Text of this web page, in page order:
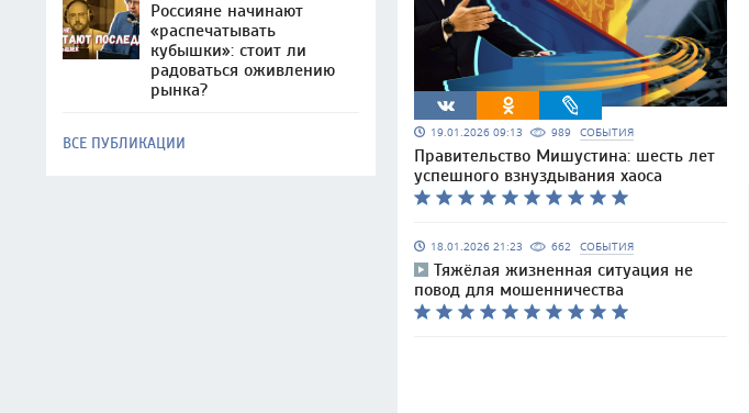
Россияне начинают
«распечатывать
кубышки»: стоит ли
радоваться оживлению
рынка?
ВСЕ ПУБЛИКАЦИИ
19.01.2026 09:13 989 СОБЫТИЯ
Правительство Мишустина: шесть лет
успешного взнуздывания хаоса
18.01.2026 21:23 662 СОБЫТИЯ
Тяжёлая жизненная ситуация не
повод для мошенничества